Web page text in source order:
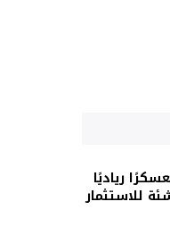
رياديًا
ناشئة للاستثمار